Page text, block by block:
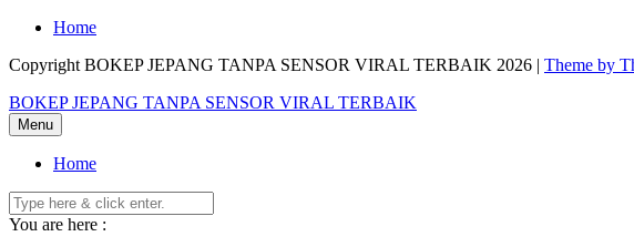
Skip
content
Home
Copyright BOKEP JEPANG TANPA SENSOR VIRAL TERBAIK 2026 | Theme by
BOKEP JEPANG TANPA SENSOR VIRAL TERBAIK
Menu
Home
You are here :